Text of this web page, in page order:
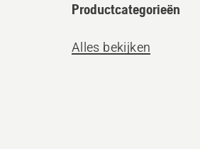
Productcategorieën
Alles bekijken